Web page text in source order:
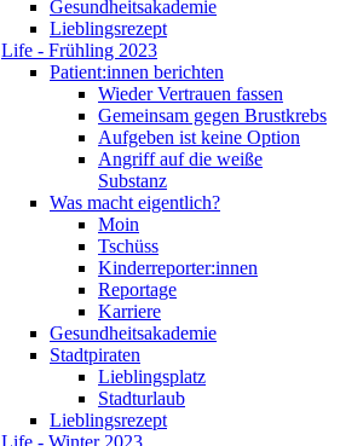
Gesundheitsakademie
Lieblingsrezept
Life - Frühling 2023
Patient:innen berichten
Wieder Vertrauen fassen
Gemeinsam gegen Brustkrebs
Aufgeben ist keine Option
Angriff auf die weiße
Substanz
Was macht eigentlich?
Moin
Tschüss
Kinderreporter:innen
Reportage
Karriere
Gesundheitsakademie
Stadtpiraten
Lieblingsplatz
Stadturlaub
Lieblingsrezept
Life - Winter 2023